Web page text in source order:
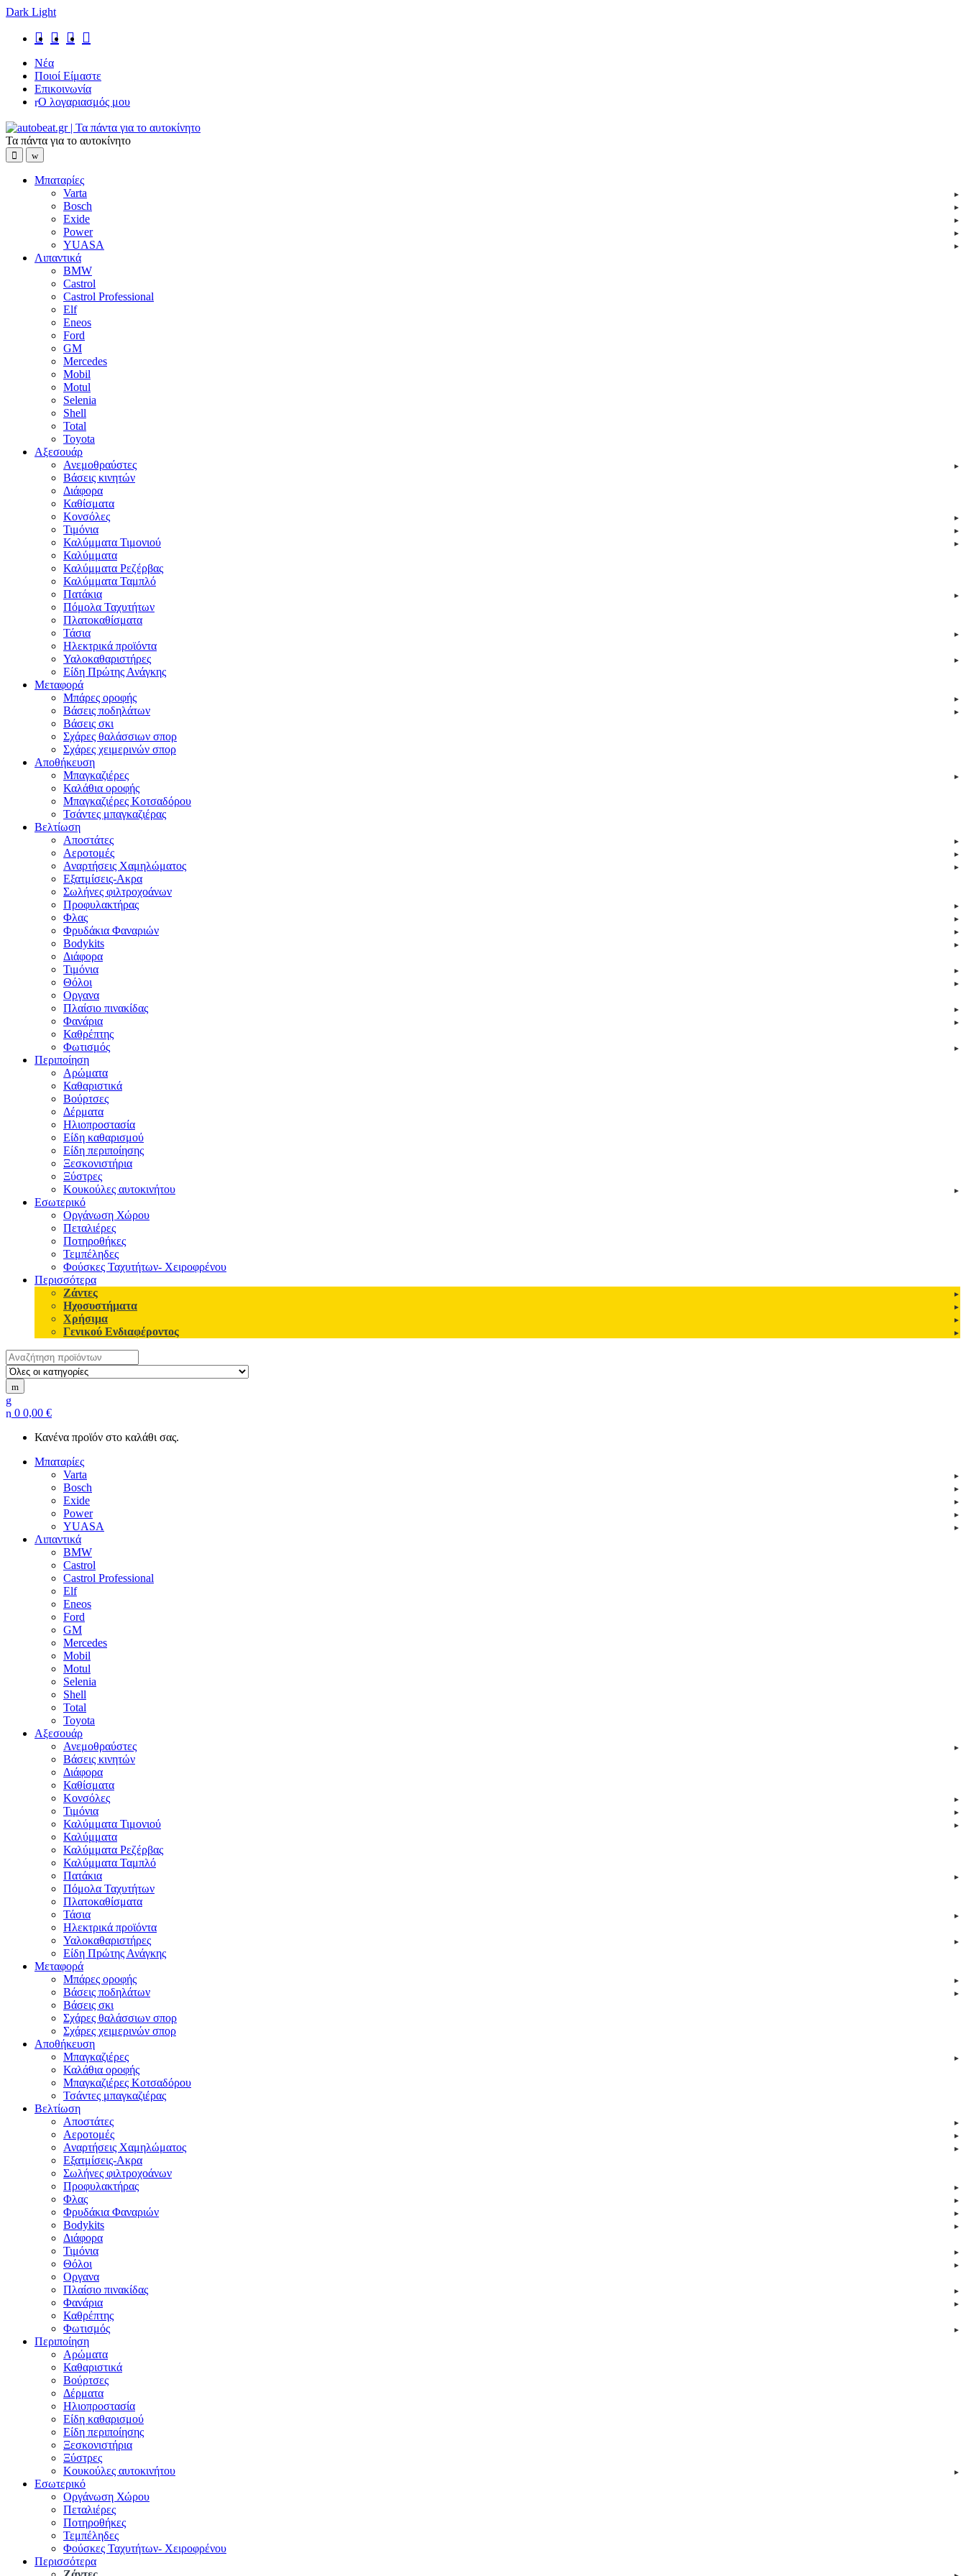
Dark Light
Νέα
Ποιοί Είμαστε
Επικοινωνία
Ο λογαριασμός μου
Τα πάντα για το αυτοκίνητο
OpenClose
Μπαταρίες
Varta
Bosch
Exide
Power
YUASA
Λιπαντικά
BMW
Castrol
Castrol Professional
Elf
Eneos
Ford
GM
Mercedes
Mobil
Motul
Selenia
Shell
Total
Toyota
Αξεσουάρ
Ανεμοθραύστες
Βάσεις κινητών
Διάφορα
Καθίσματα
Κονσόλες
Τιμόνια
Καλύμματα Τιμονιού
Καλύμματα
Καλύμματα Ρεζέρβας
Καλύμματα Ταμπλό
Πατάκια
Πόμολα Ταχυτήτων
Πλατοκαθίσματα
Τάσια
Ηλεκτρικά προϊόντα
Υαλοκαθαριστήρες
Είδη Πpώτης Ανάγκης
Μεταφορά
Μπάρες οροφής
Βάσεις ποδηλάτων
Βάσεις σκι
Σχάρες θαλάσσιων σπορ
Σχάρες χειμερινών σπορ
Αποθήκευση
Μπαγκαζιέρες
Καλάθια οροφής
Μπαγκαζιέρες Κοτσαδόρου
Τσάντες μπαγκαζιέρας
Βελτίωση
Αποστάτες
Αεροτομές
Αναρτήσεις Χαμηλώματος
Εξατμίσεις-Ακρα
Σωλήνες φιλτροχοάνων
Προφυλακτήρας
Φλας
Φρυδάκια Φαναριών
Bodykits
Διάφορα
Τιμόνια
Θόλοι
Οργανα
Πλαίσιο πινακίδας
Φανάρια
Καθρέπτης
Φωτισμός
Περιποίηση
Αρώματα
Καθαριστικά
Βούρτσες
Δέρματα
Ηλιοπροστασία
Είδη καθαρισμού
Είδη περιποίησης
Ξεσκονιστήρια
Ξύστρες
Κουκούλες αυτοκινήτου
Εσωτερικό
Οργάνωση Χώρου
Πεταλιέρες
Ποτηροθήκες
Τεμπέληδες
Φούσκες Ταχυτήτων- Χειροφρένου
Περισσότερα
Ζάντες
Ηχοσυστήματα
Χρήσιμα
Γενικού Ενδιαφέροντος
Search for:
0 0,00 €
Κανένα προϊόν στο καλάθι σας.
Μπαταρίες
Varta
Bosch
Exide
Power
YUASA
Λιπαντικά
BMW
Castrol
Castrol Professional
Elf
Eneos
Ford
GM
Mercedes
Mobil
Motul
Selenia
Shell
Total
Toyota
Αξεσουάρ
Ανεμοθραύστες
Βάσεις κινητών
Διάφορα
Καθίσματα
Κονσόλες
Τιμόνια
Καλύμματα Τιμονιού
Καλύμματα
Καλύμματα Ρεζέρβας
Καλύμματα Ταμπλό
Πατάκια
Πόμολα Ταχυτήτων
Πλατοκαθίσματα
Τάσια
Ηλεκτρικά προϊόντα
Υαλοκαθαριστήρες
Είδη Πpώτης Ανάγκης
Μεταφορά
Μπάρες οροφής
Βάσεις ποδηλάτων
Βάσεις σκι
Σχάρες θαλάσσιων σπορ
Σχάρες χειμερινών σπορ
Αποθήκευση
Μπαγκαζιέρες
Καλάθια οροφής
Μπαγκαζιέρες Κοτσαδόρου
Τσάντες μπαγκαζιέρας
Βελτίωση
Αποστάτες
Αεροτομές
Αναρτήσεις Χαμηλώματος
Εξατμίσεις-Ακρα
Σωλήνες φιλτροχοάνων
Προφυλακτήρας
Φλας
Φρυδάκια Φαναριών
Bodykits
Διάφορα
Τιμόνια
Θόλοι
Οργανα
Πλαίσιο πινακίδας
Φανάρια
Καθρέπτης
Φωτισμός
Περιποίηση
Αρώματα
Καθαριστικά
Βούρτσες
Δέρματα
Ηλιοπροστασία
Είδη καθαρισμού
Είδη περιποίησης
Ξεσκονιστήρια
Ξύστρες
Κουκούλες αυτοκινήτου
Εσωτερικό
Οργάνωση Χώρου
Πεταλιέρες
Ποτηροθήκες
Τεμπέληδες
Φούσκες Ταχυτήτων- Χειροφρένου
Περισσότερα